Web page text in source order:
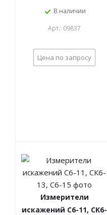
В наличии
Арт.: 09837
Цена по запросу
Измерители
искажений С6-11, СК6-